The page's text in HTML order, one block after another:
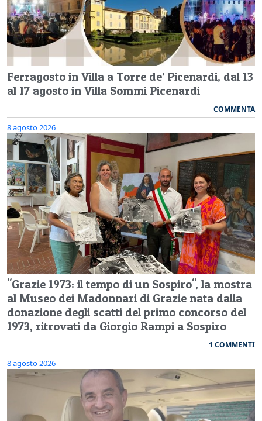
Ferragosto in Villa a Torre de’ Picenardi, dal 13
al 17 agosto in Villa Sommi Picenardi
COMMENTA
8 agosto 2026
"Grazie 1973: il tempo di un Sospiro", la mostra
al Museo dei Madonnari di Grazie nata dalla
donazione degli scatti del primo concorso del
1973, ritrovati da Giorgio Rampi a Sospiro
1 COMMENTI
8 agosto 2026